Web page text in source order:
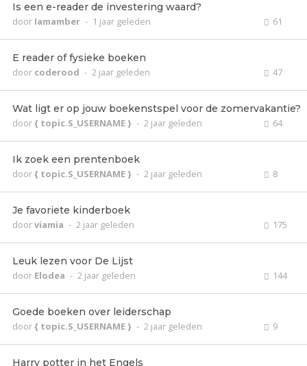
Is een e-reader de investering waard?
door Iamamber - 1 jaar geleden 61
E reader of fysieke boeken
door coderood - 2 jaar geleden 47
Wat ligt er op jouw boekenstspel voor de zomervakantie?
door{ topic.S_USERNAME } - 2 jaar geleden 64
Ik zoek een prentenboek
door{ topic.S_USERNAME } - 2 jaar geleden 8
Je favoriete kinderboek
doorviamia - 2 jaar geleden 175
Leuk lezen voor De Lijst
door Elodea - 2 jaar geleden 144
Goede boeken over leiderschap
door{ topic.S_USERNAME } - 2 jaar geleden 9
Harry potter in het Engels